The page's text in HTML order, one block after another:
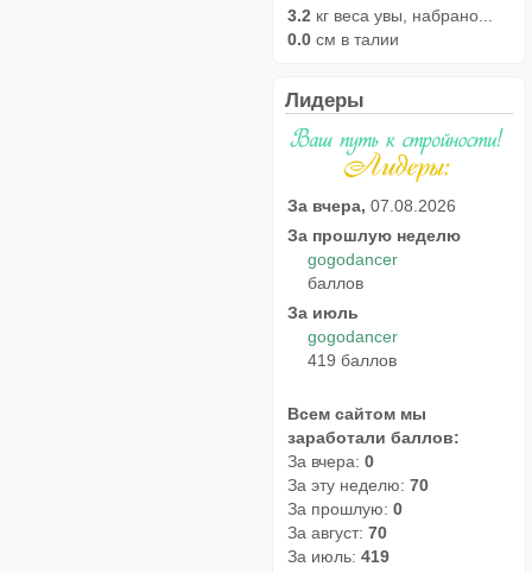
3.2 кг веса увы, набрано...
0.0 см в талии
Лидеры
За вчера, 07.08.2026
За прошлую неделю
gogodancer
баллов
За июль
gogodancer
419 баллов
Всем сайтом мы
заработали баллов:
За вчера: 0
За эту неделю: 70
За прошлую: 0
За август: 70
За июль: 419